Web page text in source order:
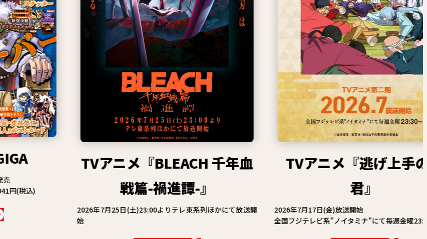
定期購読
イチオシ情報
関連情報
関連リンク
TVアニメ『BLEACH 千年血
戦篇-禍進譚-』
2026年7月25日(土)23:00よりテレ東系列ほかにて放送開
始
TVアニメ『逃げ上手の若
2026年7月17日(金)放送開始
全国フジテレビ系"ノイタミナ"にて毎週金曜23:30～
電